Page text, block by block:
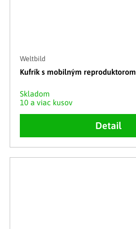
Weltbild
Kufrík s mobilným reproduktorom
Skladom
10 a viac kusov
Detail